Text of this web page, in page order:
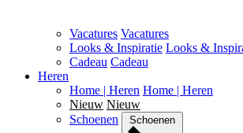
Vacatures Vacatures
Looks & Inspiratie Looks &
Cadeau Cadeau
Heren
Home | Heren Home | Heren
Nieuw Nieuw
Schoenen
Schoenen